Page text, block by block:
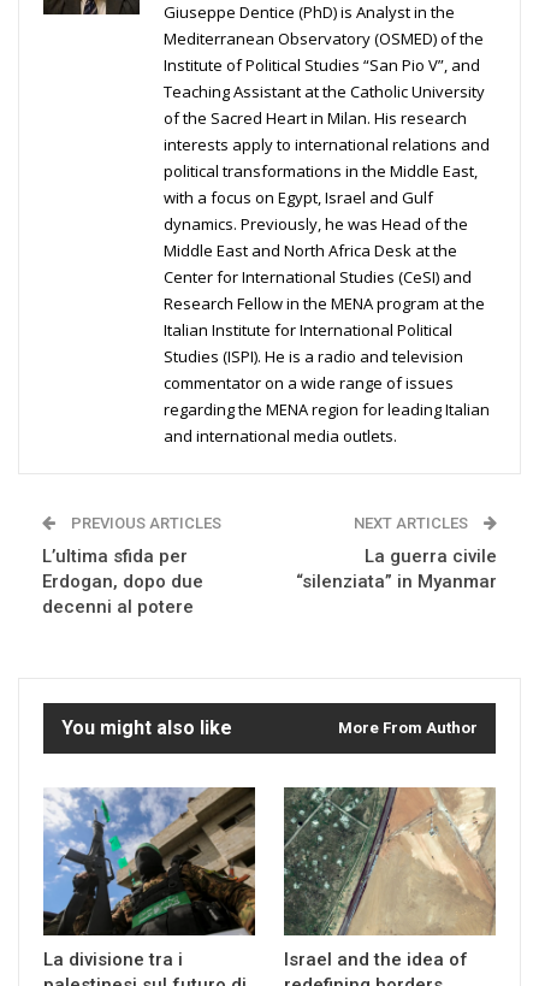
Giuseppe Dentice (PhD) is Analyst in the
Mediterranean Observatory (OSMED) of the
Institute of Political Studies “San Pio V”, and
Teaching Assistant at the Catholic University
of the Sacred Heart in Milan. His research
interests apply to international relations and
political transformations in the Middle East,
with a focus on Egypt, Israel and Gulf
dynamics. Previously, he was Head of the
Middle East and North Africa Desk at the
Center for International Studies (CeSI) and
Research Fellow in the MENA program at the
Italian Institute for International Political
Studies (ISPI). He is a radio and television
commentator on a wide range of issues
regarding the MENA region for leading Italian
and international media outlets.
PREVIOUS ARTICLES
L’ultima sfida per
Erdogan, dopo due
decenni al potere
NEXT ARTICLES
La guerra civile
“silenziata” in Myanmar
You might also like More From Author
La divisione tra i
Israel and the idea of